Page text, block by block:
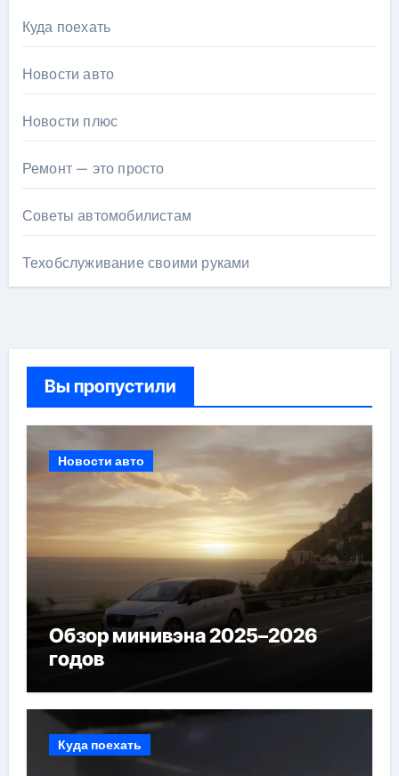
Куда поехать
Новости авто
Новости плюс
Ремонт — это просто
Советы автомобилистам
Техобслуживание своими руками
Вы пропустили
Новости авто
Обзор минивэна 2025–2026
годов
Куда поехать